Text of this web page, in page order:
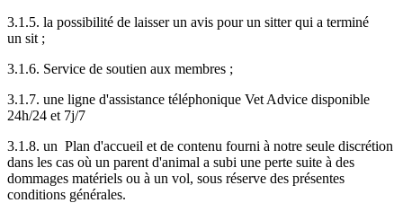
3.1.5. la possibilité de laisser un avis pour un sitter qui a terminé
un sit ;
3.1.6. Service de soutien aux membres ;
3.1.7. une ligne d'assistance téléphonique Vet Advice disponible
24h/24 et 7j/7
3.1.8. un Plan d'accueil et de contenu fourni à notre seule discrétion
dans les cas où un parent d'animal a subi une perte suite à des
dommages matériels ou à un vol, sous réserve des présentes
conditions générales.